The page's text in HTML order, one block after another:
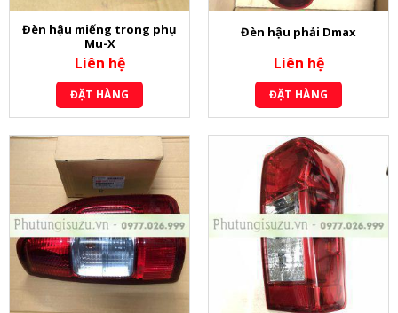
Đèn hậu miếng trong phụ
Mu-X
Liên hệ
ĐẶT HÀNG
Đèn hậu phải Dmax
Liên hệ
ĐẶT HÀNG